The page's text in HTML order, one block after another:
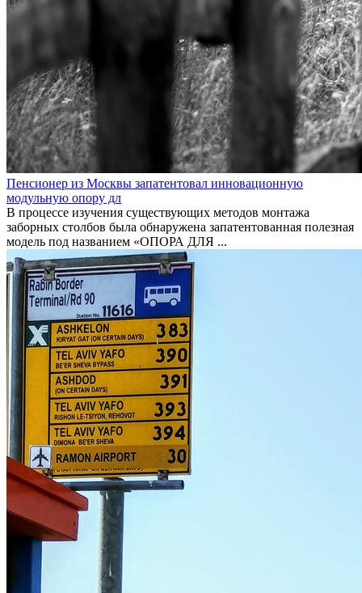
Пенсионер из Москвы запатентовал инновационную
модульную опору дл
В процессе изучения существующих методов монтажа
заборных столбов была обнаружена запатентованная полезная
модель под названием «ОПОРА ДЛЯ ...